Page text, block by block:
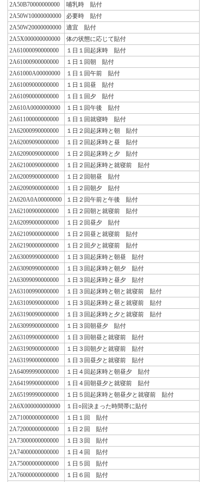
2A50B70000000000
哺乳時 貼付
2A50W10000000000
必要時 貼付
2A50W20000000000
適宜 貼付
2A5X000000000000
体の状態に応じて貼付
2A61000090000000
１日１回起床時 貼付
2A61000900000000
１日１回朝 貼付
2A61000A00000000
１日１回午前 貼付
2A61009000000000
１日１回昼 貼付
2A61090000000000
１日１回夕 貼付
2A610A0000000000
１日１回午後 貼付
2A61100000000000
１日１回就寝時 貼付
2A62000990000000
１日２回起床時と朝 貼付
2A62009090000000
１日２回起床時と昼 貼付
2A62090090000000
１日２回起床時と夕 貼付
2A62100090000000
１日２回起床時と就寝前 貼付
2A62009900000000
１日２回朝昼 貼付
2A62090900000000
１日２回朝夕 貼付
2A620A0A00000000
１日２回午前と午後 貼付
2A62100900000000
１日２回朝と就寝前 貼付
2A62099000000000
１日２回昼夕 貼付
2A62109000000000
１日２回昼と就寝前 貼付
2A62190000000000
１日２回夕と就寝前 貼付
2A63009990000000
１日３回起床時と朝昼 貼付
2A63090990000000
１日３回起床時と朝夕 貼付
2A63099090000000
１日３回起床時と昼夕 貼付
2A63100990000000
１日３回起床時と朝と就寝前 貼付
2A63109090000000
１日３回起床時と昼と就寝前 貼付
2A63190090000000
１日３回起床時と夕と就寝前 貼付
2A63099900000000
１日３回朝昼夕 貼付
2A63109900000000
１日３回朝昼と就寝前 貼付
2A63190900000000
１日３回朝夕と就寝前 貼付
2A63199000000000
１日３回昼夕と就寝前 貼付
2A64099990000000
１日４回起床時と朝昼夕 貼付
2A64199900000000
１日４回朝昼夕と就寝前 貼付
2A65199990000000
１日５回起床時と朝昼夕と就寝前 貼付
2A6X000000000000
１日○回決まった時間帯に貼付
2A71000000000000
１日１回 貼付
2A72000000000000
１日２回 貼付
2A73000000000000
１日３回 貼付
2A74000000000000
１日４回 貼付
2A75000000000000
１日５回 貼付
2A76000000000000
１日６回 貼付